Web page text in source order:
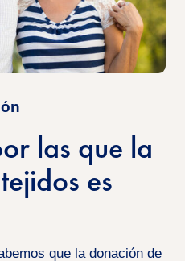
las que la
es
que la donación de